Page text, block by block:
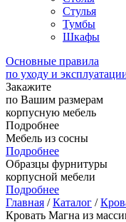
Стулья
Тумбы
Шкафы
Основные правила
по уходу и
Закажите
по Вашим размерам
корпусную мебель
Подробнее
Мебель из сосны
Подробнее
Образцы фурнитуры
корпусной мебели
Подробнее
Главная /Каталог /
Кровать Магна из